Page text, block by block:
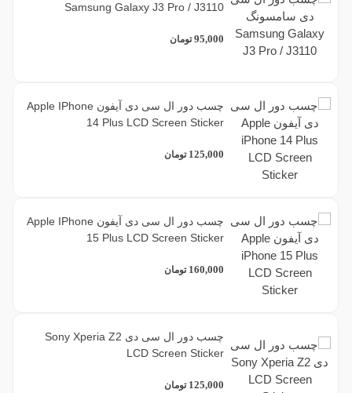
Samsung Galaxy J3 Pro / J3110
95,000 تومان
چسب دور ال سی دی آیفون Apple IPhone
14 Plus LCD Screen Sticker
125,000 تومان
چسب دور ال سی دی آیفون Apple IPhone
15 Plus LCD Screen Sticker
160,000 تومان
چسب دور ال سی دی Sony Xperia Z2
LCD Screen Sticker
125,000 تومان